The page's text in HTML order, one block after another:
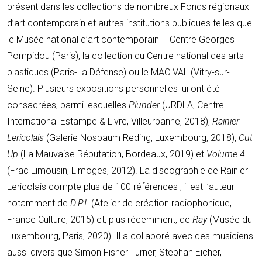
présent dans les collections de nombreux Fonds régionaux
d’art contemporain et autres institutions publiques telles que
le Musée national d’art contemporain – Centre Georges
Pompidou (Paris), la collection du Centre national des arts
plastiques (Paris-La Défense) ou le MAC VAL (Vitry-sur-
Seine). Plusieurs expositions personnelles lui ont été
consacrées, parmi lesquelles Plunder(URDLA, Centre
International Estampe & Livre, Villeurbanne, 2018), Rainier
Lericolais (Galerie Nosbaum Reding, Luxembourg, 2018), Cut
Up (La Mauvaise Réputation, Bordeaux, 2019) et Volume 4
(Frac Limousin, Limoges, 2012). La discographie de Rainier
Lericolais compte plus de 100 références ; il est l’auteur
notamment de D.P.I. (Atelier de création radiophonique,
France Culture, 2015) et, plus récemment, de Ray(Musée du
Luxembourg, Paris, 2020). Il a collaboré avec des musiciens
aussi divers que Simon Fisher Turner, Stephan Eicher,